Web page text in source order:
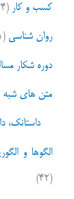
کسب و کار (۳۴)
روان شناسی (۵۱)
دوره شکار
متن های شبه
داستانک،
الگوها و
(۴۲)